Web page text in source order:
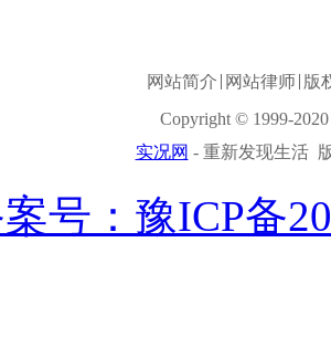
网站简介 网站律师 版
Copyright © 1999-
实况网 - 重新发现生活
号：豫ICP备